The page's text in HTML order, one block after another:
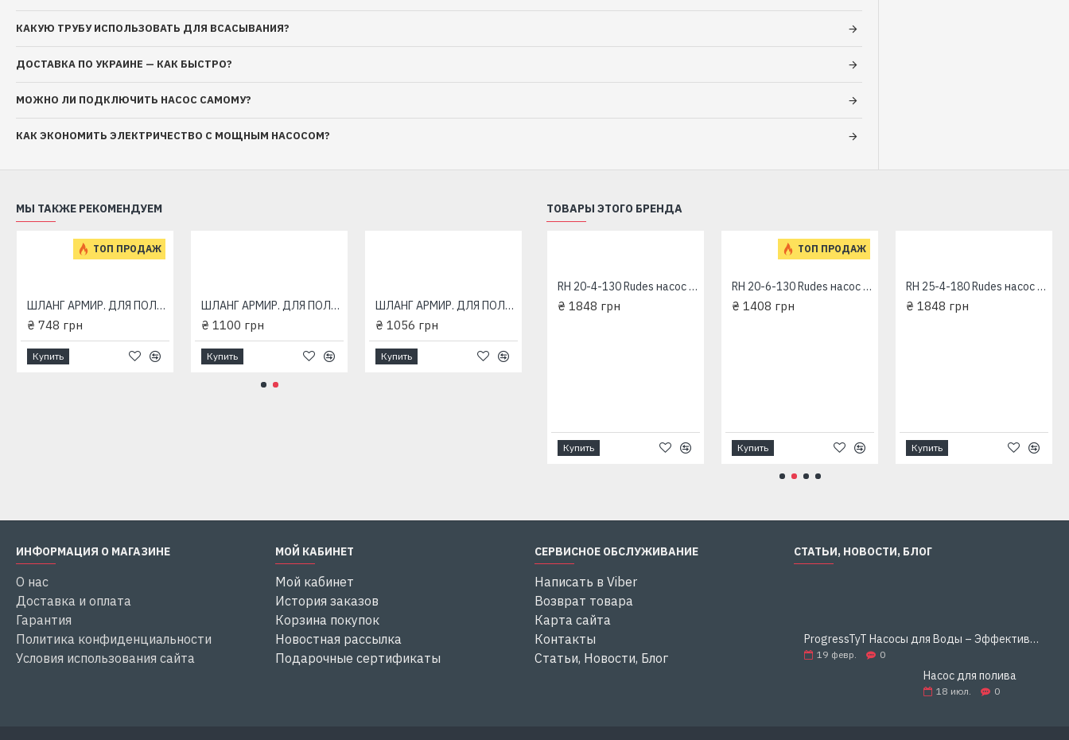
КАКУЮ ТРУБУ ИСПОЛЬЗОВАТЬ ДЛЯ ВСАСЫВАНИЯ?
ДОСТАВКА ПО УКРАИНЕ — КАК БЫСТРО?
МОЖНО ЛИ ПОДКЛЮЧИТЬ НАСОС САМОМУ?
КАК ЭКОНОМИТЬ ЭЛЕКТРИЧЕСТВО С МОЩНЫМ НАСОСОМ?
МЫ ТАКЖЕ РЕКОМЕНДУЕМ
ТОП ПРОДАЖ
ШЛАНГ АРМИР. ДЛЯ ПОЛИВА METEOR 1/2" 20m 3bar
₴ 748 грн
Купить
ШЛАНГ АРМИР. ДЛЯ ПОЛИВА METEOR 1/2" 30m 3bar
₴ 1100 грн
Купить
ШЛАНГ АРМИР. ДЛЯ ПОЛИВА METEOR 3/4" 20m 3bar
₴ 1056 грн
Купить
ТОВАРЫ ЭТОГО БРЕНДА
₴ 4268 грн ₴ 3692 грн
₴ 6045 грн
RH 20-4-130 Rudes насос циркуляционный
₴ 1848 грн
Купить
ТОП ПРОДАЖ
RH 20-6-130 Rudes насос циркуляционный
₴ 1408 грн
Купить
RH 25-4-180 Rudes насос циркуляционный
₴ 1848 грн
Купить
ИНФОРМАЦИЯ О МАГАЗИНЕ
О нас
Доставка и оплата
Гарантия
Политика конфиденциальности
Условия использования сайта
МОЙ КАБИНЕТ
Мой кабинет
История заказов
Корзина покупок
Новостная рассылка
Подарочные сертификаты
СЕРВИСНОЕ ОБСЛУЖИВАНИЕ
Написать в Viber
Возврат товара
Карта сайта
Контакты
Статьи, Новости, Блог
СТАТЬИ, НОВОСТИ, БЛОГ
ProgressTyT Насосы для Воды – Эффективное и Надёжное Решение для Дома и Бизнеса
19 февр. 0
Насос для полива
18 июл. 0